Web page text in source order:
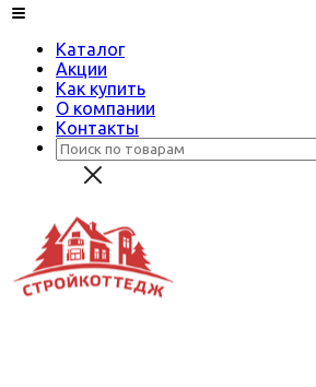
Каталог
Акции
Как купить
О компании
Контакты